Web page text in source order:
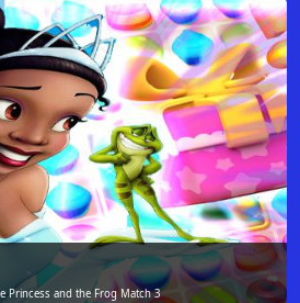
Princess and the Frog Match 3